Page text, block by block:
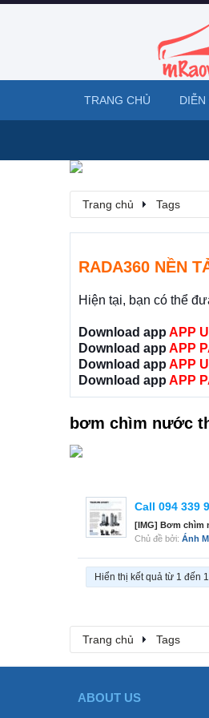
Trang chủ Tags
RADA360 NỀN
Hiện tại, bạn có thể
Download app APP
Download app APP
Download app APP
Download app APP
bơm chìm nước
Call 094 339
[IMG] Bơm chìm
Chủ đề bởi: Ánh
Hiển thị kết quả từ 1 đến
Trang chủ Tags
TRANG CHỦ
ABOUT US